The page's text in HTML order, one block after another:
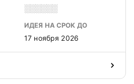
░░░░░░
ИДЕЯ НА СРОК ДО
17 ноября 2026